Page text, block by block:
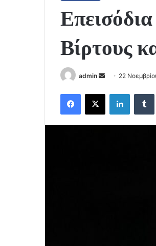
Βίρτους
admin
Send
email
22
Facebook
X LinkedIn